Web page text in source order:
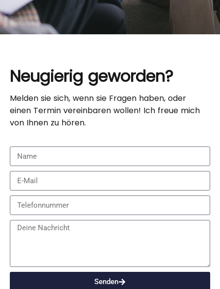
Neugierig geworden?
Melden sie sich, wenn sie Fragen haben, oder
einen Termin vereinbaren wollen! Ich freue mich
von Ihnen zu hören.
Senden